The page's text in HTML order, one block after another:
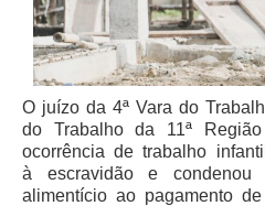
Comitê de Atenção
Servidores
Comitê de Segurança
Comitê de Combate ao
Aprendizagem
Comitê de Incentivo à
no âmbito do TRT-11
O juízo da 4ª Vara do
do Trabalho da 11ª
ocorrência de trabalho
à escravidão e condenou
alimentício ao pagamento